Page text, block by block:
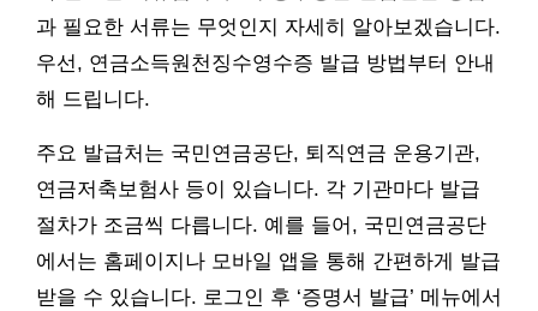
과 필요한 서류는 무엇인지 자세히 알아보겠습니다.
우선, 연금소득원천징수영수증 발급 방법부터 안내
해 드립니다.
주요 발급처는 국민연금공단, 퇴직연금 운용기관,
연금저축보험사 등이 있습니다. 각 기관마다 발급
절차가 조금씩 다릅니다. 예를 들어, 국민연금공단
에서는 홈페이지나 모바일 앱을 통해 간편하게 발급
받을 수 있습니다. 로그인 후 ‘증명서 발급’ 메뉴에서